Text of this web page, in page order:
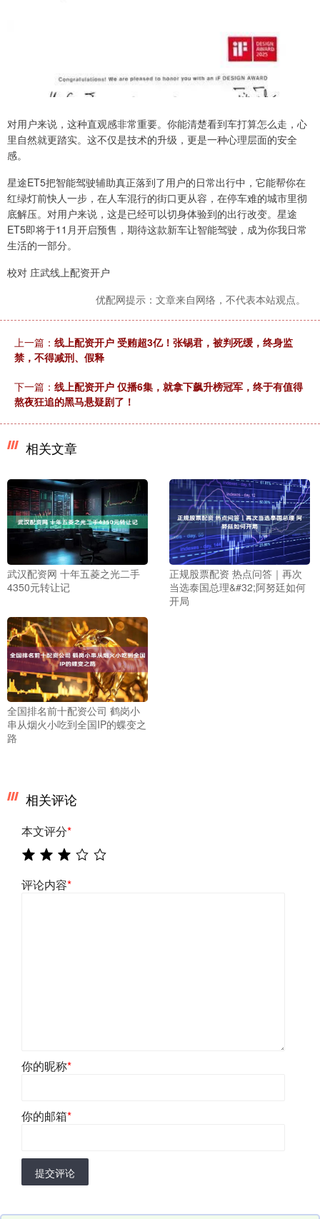
对用户来说，这种直观感非常重要。你能清楚看到车打算怎么走，心
里自然就更踏实。这不仅是技术的升级，更是一种心理层面的安全
感。
星途ET5把智能驾驶辅助真正落到了用户的日常出行中，它能帮你在
红绿灯前快人一步，在人车混行的街口更从容，在停车难的城市里彻
底解压。对用户来说，这是已经可以切身体验到的出行改变。星途
ET5即将于11月开启预售，期待这款新车让智能驾驶，成为你我日常
生活的一部分。
校对 庄武线上配资开户
优配网提示：文章来自网络，不代表本站观点。
上一篇： 线上配资开户 受贿超3亿！张锡君，被判死缓，终身监
禁，不得减刑、假释
下一篇： 线上配资开户 仅播6集，就拿下飙升榜冠军，终于有值得
熬夜狂追的黑马悬疑剧了！
相关文章
武汉配资网 十年五菱之光二手
4350元转让记
正规股票配资 热点问答｜再次
当选泰国总理&#32;阿努廷如何
开局
全国排名前十配资公司 鹤岗小
串从烟火小吃到全国IP的蝶变之
路
相关评论
本文评分*
评论内容*
你的昵称*
你的邮箱*
提交评论